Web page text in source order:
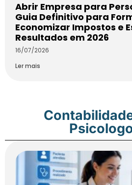
Abrir Empresa para
Guia Definitivo para
Economizar Impostos e
Resultados em 2026
16/07/2026
Ler mais